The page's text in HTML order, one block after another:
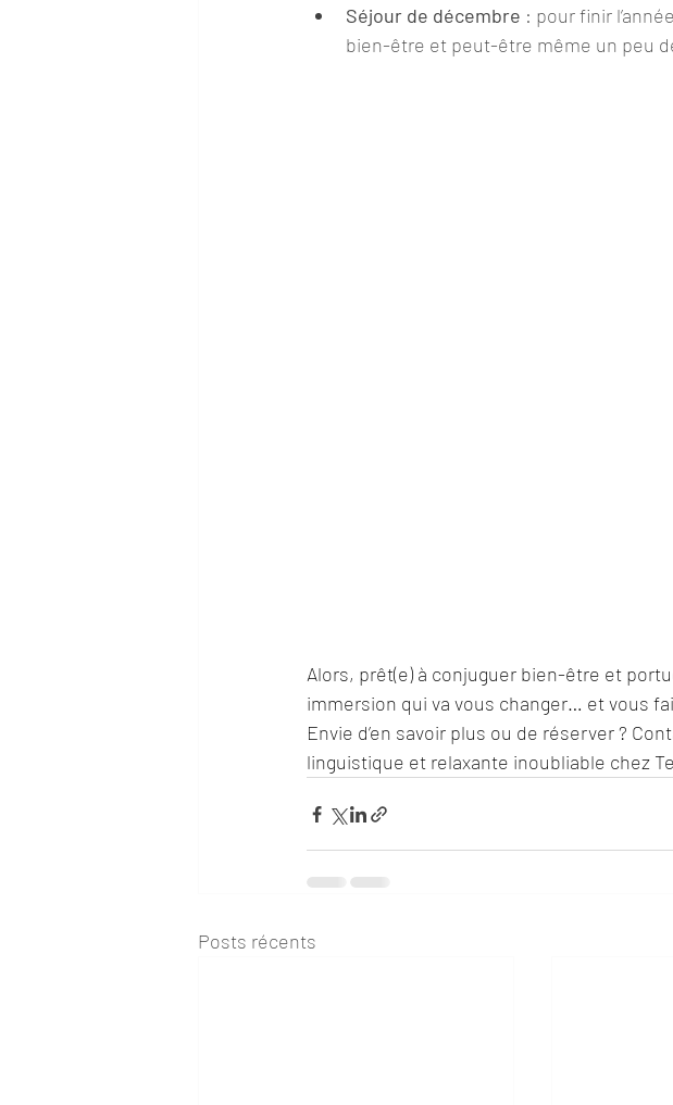
Séjour de décembre : pour finir
bien-être et peut-être même un peu
Alors, prêt(e) à conjuguer bien-être et
immersion qui va vous changer… et vous
Envie d’en savoir plus ou de réserver ?
linguistique et relaxante inoubliable chez
Posts récents